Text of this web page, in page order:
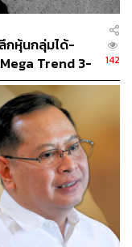
เข้ามาร่วมแสดง
AI ผ่านอีเวนต์
Muscle)
นแปลง ผ่านการมี
ะบบจากทุกระดับ
คน จึงต้องจัด
ร้างกระบวนการ
กเปลี่ยนความรู้
กหุ้นกลุ่มได้-
Trend 3-
142